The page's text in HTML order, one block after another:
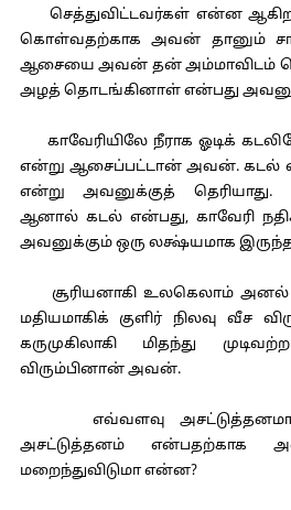
செத்துவிட்டவர்கள் என்ன
கொள்வதற்காக அவன் தானும்
ஆசையை அவன் தன் அம்மாவிடம்
அழத் தொடங்கினாள் என்பது
காவேரியிலே நீராக ஓடிக்
என்று ஆசைப்பட்டான் அவன். கடல்
என்று அவனுக்குத்
ஆனால் கடல் என்பது, காவேரி
அவனுக்கும் ஒரு லக்ஷ்யமாக
சூரியனாகி உலகெலாம் அனல்
மதியமாகிக் குளிர் நிலவு வீச
கருமுகிலாகி மிதந்து
விரும்பினான் அவன்.
எவ்வளவு
அசட்டுத்தனம் என்பதற்காக
மறைந்துவிடுமா என்ன?